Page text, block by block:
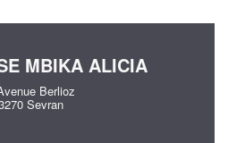
MBIKA ALICIA
Berlioz
Sevran